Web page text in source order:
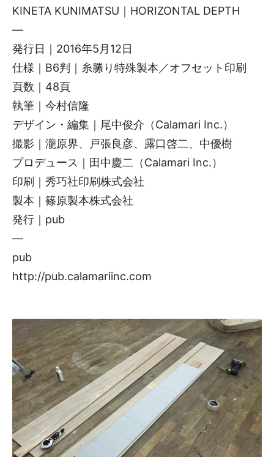
KINETA KUNIMATSU｜HORIZONTAL DEPTH
—
発行日｜2016年5月12日
仕様｜B6判｜糸縢り特殊製本／オフセット印刷
頁数｜48頁
執筆｜今村信隆
デザイン・編集｜尾中俊介（Calamari Inc.）
撮影｜瀧原界、戸張良彦、露口啓二、中優樹
プロデュース｜田中慶二（Calamari Inc.）
印刷｜秀巧社印刷株式会社
製本｜篠原製本株式会社
発行｜pub
—
pub
http://pub.calamariinc.com